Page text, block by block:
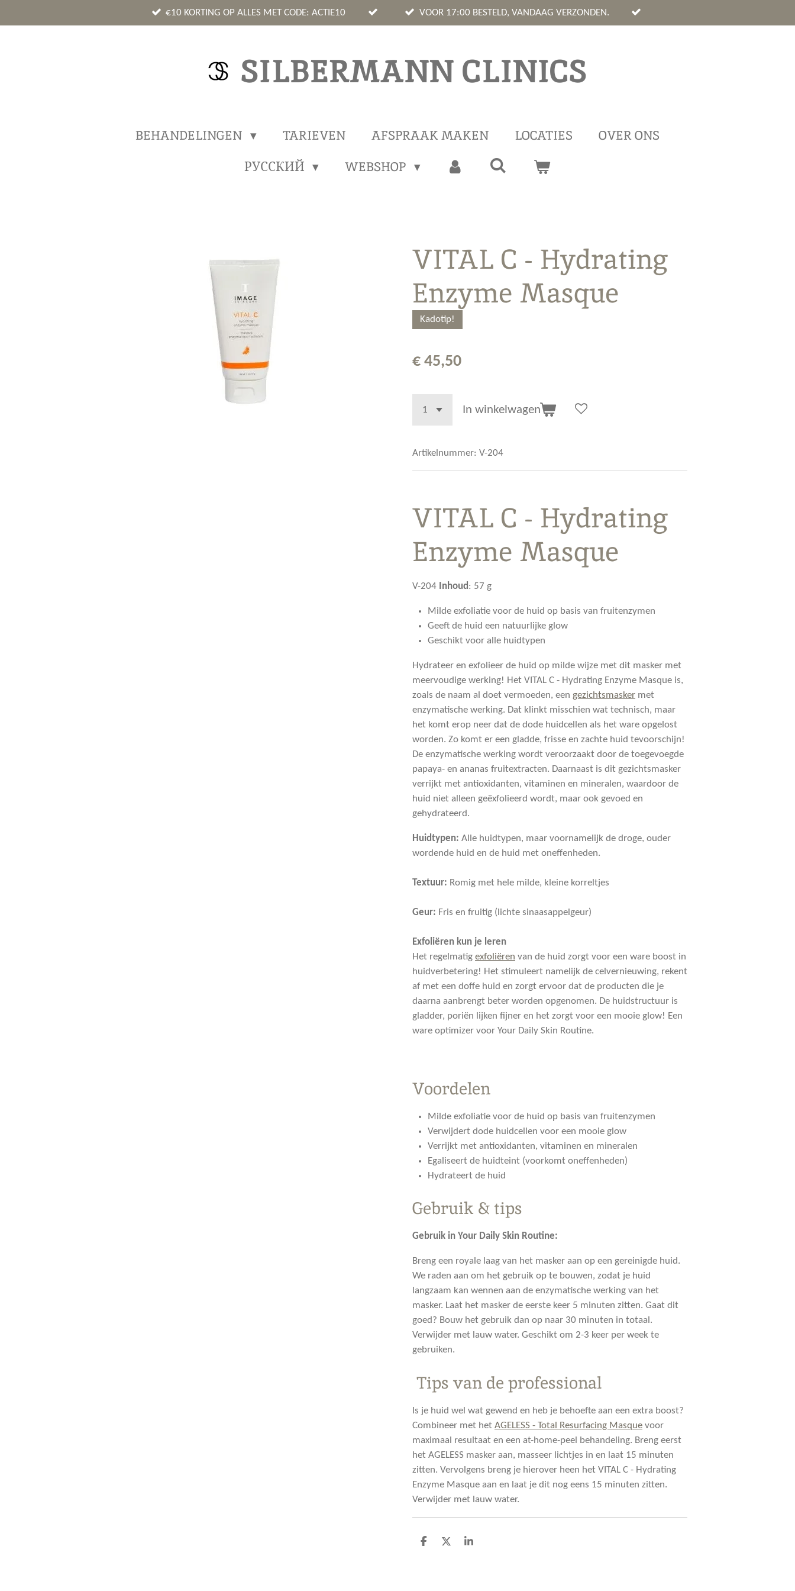
direct
€10 KORTING OP ALLES MET CODE: ACTIE10 VOOR 17:00 BESTELD, VANDAAG VERZONDEN.
SILBERMANN CLINICS
BEHANDELINGEN TARIEVEN AFSPRAAK MAKEN LOCATIES
OVER ONS
РУССКИЙ
WEBSHOP
VITAL C - Hydrating
Enzyme Masque
Kadotip!
€ 45,50
In winkelwagen
Artikelnummer: V-204
VITAL C - Hydrating
Enzyme Masque
V-204 Inhoud: 57 g
Milde exfoliatie voor de huid op basis van fruitenzymen
Geeft de huid een natuurlijke glow
Geschikt voor alle huidtypen
Hydrateer en exfolieer de huid op milde wijze met dit masker met
meervoudige werking! Het VITAL C - Hydrating Enzyme Masque is,
zoals de naam al doet vermoeden, een gezichtsmasker met
enzymatische werking. Dat klinkt misschien wat technisch, maar
het komt erop neer dat de dode huidcellen als het ware opgelost
worden. Zo komt er een gladde, frisse en zachte huid tevoorschijn!
De enzymatische werking wordt veroorzaakt door de toegevoegde
papaya- en ananas fruitextracten. Daarnaast is dit gezichtsmasker
verrijkt met antioxidanten, vitaminen en mineralen, waardoor de
huid niet alleen geëxfolieerd wordt, maar ook gevoed en
gehydrateerd.
Huidtypen: Alle huidtypen, maar voornamelijk de droge, ouder
wordende huid en de huid met oneffenheden.
Textuur: Romig met hele milde, kleine korreltjes
Geur: Fris en fruitig (lichte sinaasappelgeur)
Exfoliëren kun je leren
Het regelmatig exfoliëren van de huid zorgt voor een ware boost in
huidverbetering! Het stimuleert namelijk de celvernieuwing, rekent
af met een doffe huid en zorgt ervoor dat de producten die je
daarna aanbrengt beter worden opgenomen. De huidstructuur is
gladder, poriën lijken fijner en het zorgt voor een mooie glow! Een
ware optimizer voor Your Daily Skin Routine.
Voordelen
Milde exfoliatie voor de huid op basis van fruitenzymen
Verwijdert dode huidcellen voor een mooie glow
Verrijkt met antioxidanten, vitaminen en mineralen
Egaliseert de huidteint (voorkomt oneffenheden)
Hydrateert de huid
Gebruik & tips
Gebruik in Your Daily Skin Routine:
Breng een royale laag van het masker aan op een gereinigde huid.
We raden aan om het gebruik op te bouwen, zodat je huid
langzaam kan wennen aan de enzymatische werking van het
masker. Laat het masker de eerste keer 5 minuten zitten. Gaat dit
goed? Bouw het gebruik dan op naar 30 minuten in totaal.
Verwijder met lauw water. Geschikt om 2-3 keer per week te
gebruiken.
Tips van de professional
Is je huid wel wat gewend en heb je behoefte aan een extra boost?
Combineer met het AGELESS - Total Resurfacing Masque voor
maximaal resultaat en een at-home-peel behandeling. Breng eerst
het AGELESS masker aan, masseer lichtjes in en laat 15 minuten
zitten. Vervolgens breng je hierover heen het VITAL C - Hydrating
Enzyme Masque aan en laat je dit nog eens 15 minuten zitten.
Verwijder met lauw water.
D
D
S